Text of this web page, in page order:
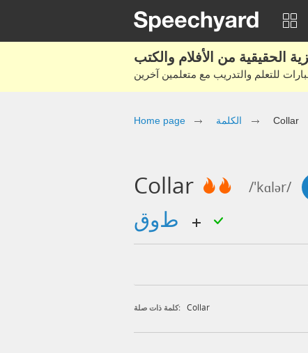
Home page الكلمة Collar
Collar /'kɑlər/
كلمة ذات صلة: Collar